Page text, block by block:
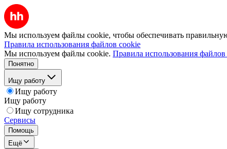
Мы используем файлы cookie, чтобы обеспечивать
Правила использования файлов cookie
Мы используем файлы cookie. Правила использования
Понятно
Ищу работу
Ищу работу
Ищу работу
Ищу сотрудника
Сервисы
Помощь
Ещё